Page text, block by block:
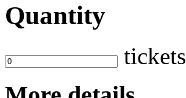
Quantity
tickets